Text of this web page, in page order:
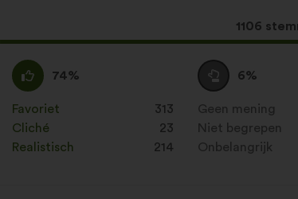
Dit
voorstel
1106
Mee
eens
:
74%
Dit
voorstel
is
gekwalificeerd
als:
Favoriet
: 313
keer
Cliché
: 23
keer
Realistisch
: 214
keer
Neutraal
:
6%
Dit
voorstel
is
gekwalificeerd
als:
Geen mening
:keer
Niet begrepen
:keer
Onbelangrijk
:keer